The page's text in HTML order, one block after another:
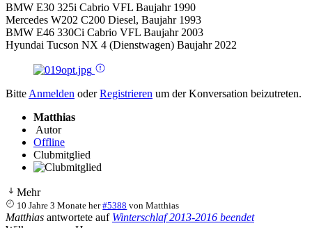
BMW E30 325i Cabrio VFL Baujahr 1990
Mercedes W202 C200 Diesel, Baujahr 1993
BMW E46 330Ci Cabrio VFL Baujahr 2003
Hyundai Tucson NX 4 (Dienstwagen) Baujahr 2022
Bitte Anmelden oderRegistrieren um der Konversation beizutreten.
Matthias
Autor
Offline
Clubmitglied
Mehr
10 Jahre 3 Monate her #5388 vonMatthias
Matthias antwortete auf Winterschlaf 2013-2016 beendet